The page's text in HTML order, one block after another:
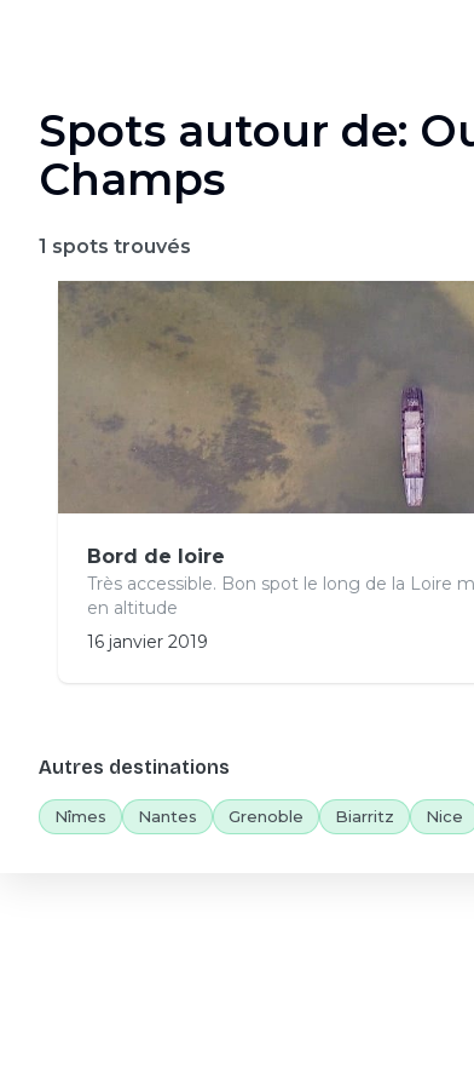
Spots autour de:
Champs
1 spots trouvés
Bord de loire
Très accessible. Bon spot le long de la Loire
en altitude
16 janvier 2019
Autres destinations
Nîmes Nantes Grenoble Biarritz Nice